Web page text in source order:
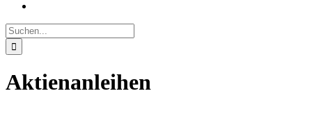
Suche
nach:
Aktienanleihen